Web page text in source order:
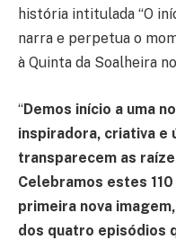
história intitulada “O
narra e perpetua o
à Quinta da Soalheira
“Demos início a uma
inspiradora, criativa e
transparecem as
Celebramos estes
primeira nova
dos quatro episódios